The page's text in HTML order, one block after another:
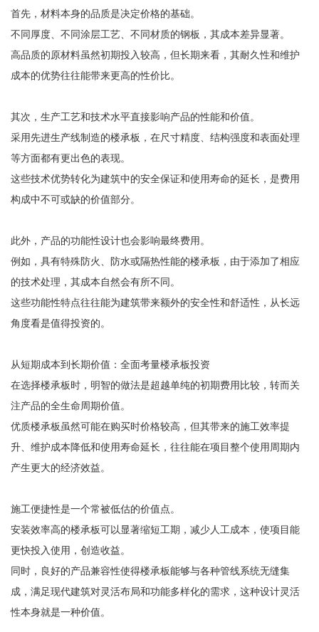
首先，材料本身的品质是决定价格的基础。
不同厚度、不同涂层工艺、不同材质的钢板，其成本差异显著。
高品质的原材料虽然初期投入较高，但长期来看，其耐久性和维护
成本的优势往往能带来更高的性价比。
其次，生产工艺和技术水平直接影响产品的性能和价值。
采用先进生产线制造的楼承板，在尺寸精度、结构强度和表面处理
等方面都有更出色的表现。
这些技术优势转化为建筑中的安全保证和使用寿命的延长，是费用
构成中不可或缺的价值部分。
此外，产品的功能性设计也会影响最终费用。
例如，具有特殊防火、防水或隔热性能的楼承板，由于添加了相应
的技术处理，其成本自然会有所不同。
这些功能性特点往往能为建筑带来额外的安全性和舒适性，从长远
角度看是值得投资的。
从短期成本到长期价值：全面考量楼承板投资
在选择楼承板时，明智的做法是超越单纯的初期费用比较，转而关
注产品的全生命周期价值。
优质楼承板虽然可能在购买时价格较高，但其带来的施工效率提
升、维护成本降低和使用寿命延长，往往能在项目整个使用周期内
产生更大的经济效益。
施工便捷性是一个常被低估的价值点。
安装效率高的楼承板可以显著缩短工期，减少人工成本，使项目能
更快投入使用，创造收益。
同时，良好的产品兼容性使得楼承板能够与各种管线系统无缝集
成，满足现代建筑对灵活布局和功能多样化的需求，这种设计灵活
性本身就是一种价值。